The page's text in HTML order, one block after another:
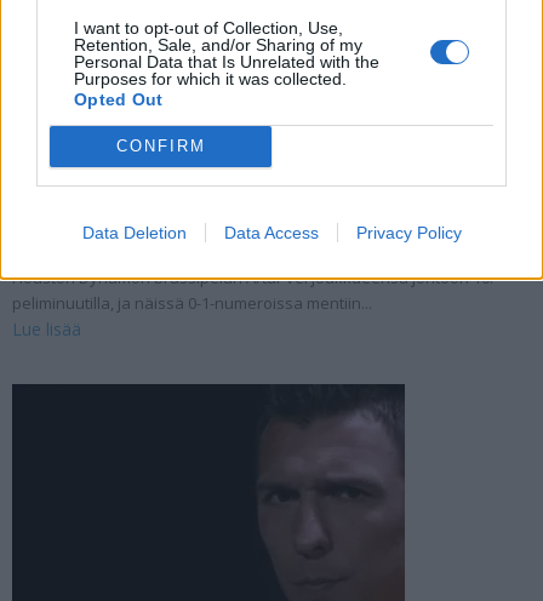
I want to opt-out of Collection, Use,
Retention, Sale, and/or Sharing of my
Personal Data that Is Unrelated with the
Purposes for which it was collected.
Opted Out
CONFIRM
Data Deletion Data Access Privacy Policy
Lassi Lappalainen viime hetken sankarina! –
Iski huipputärkeän tasoituksen Montrealille
05.10.2023 09:45
Huuhkajissakin esiintynyt Lassi Lappalainen nousi CF Montrealin
Houston Dynamon brassipeluri Artur vei joukkueensa johtoon 10.
peliminuutilla, ja näissä 0-1-numeroissa mentiin...
Lue lisää